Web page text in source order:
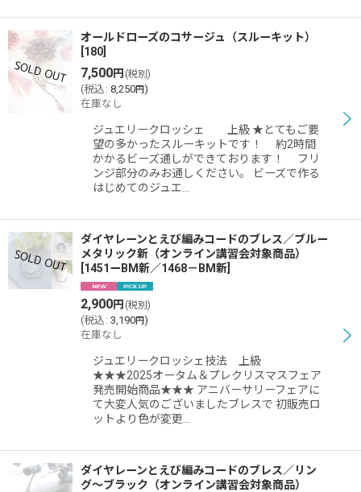
オールドローズのコサージュ（スルーキット）
180
7,500円 (税別)
(税込 : 8,250円)
在庫なし
ジュエリークロッシェ 上級 ★とてもご要
望の多かったスルーキットです！ 約2時間
かかるビーズ通しができております！ フリ
ンジ部分のみお通しください。 ビーズで作る
はじめてのジュエ…
ダイヤレーンとえび編みコードのブレス／ブルー
メタリック新（オンライン講習会対象商品）
1451ーBM新／1468－BM新
2,900円 (税別)
(税込 : 3,190円)
在庫なし
ジュエリークロッシェ技法 上級
★★★2025オータム＆プレクリスマスフェア
発売開始商品★★★ アニバーサリーフェアに
て大変人気のございましたブレスで 初販売ロ
ットより色が変更…
ダイヤレーンとえび編みコードのブレス／リン
グ〜ブラック（オンライン講習会対象商品）